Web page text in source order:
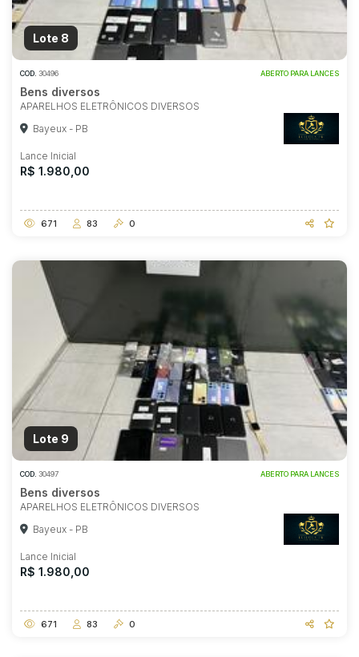
Lote 8
COD. 30496 ABERTO PARA LANCES
Bens diversos
APARELHOS ELETRÔNICOS DIVERSOS
Bayeux - PB
Lance Inicial
R$ 1.980,00
671 83 0
Lote 9
COD. 30497 ABERTO PARA LANCES
Bens diversos
APARELHOS ELETRÔNICOS DIVERSOS
Bayeux - PB
Lance Inicial
R$ 1.980,00
671 83 0